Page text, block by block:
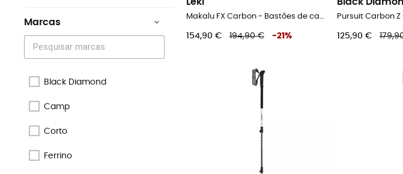
Marcas
Black Diamond
Camp
Corto
Ferrino
Makalu FX Carbon - Bastões de caminhada
154,90 € 194,90 € -21 % 125,90 €